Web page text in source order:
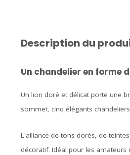
Description du
Un chandelier en forme
Un lion doré et délicat porte une
sommet, cinq élégants
L'alliance de tons dorés, de
décoratif. Idéal pour les amateurs